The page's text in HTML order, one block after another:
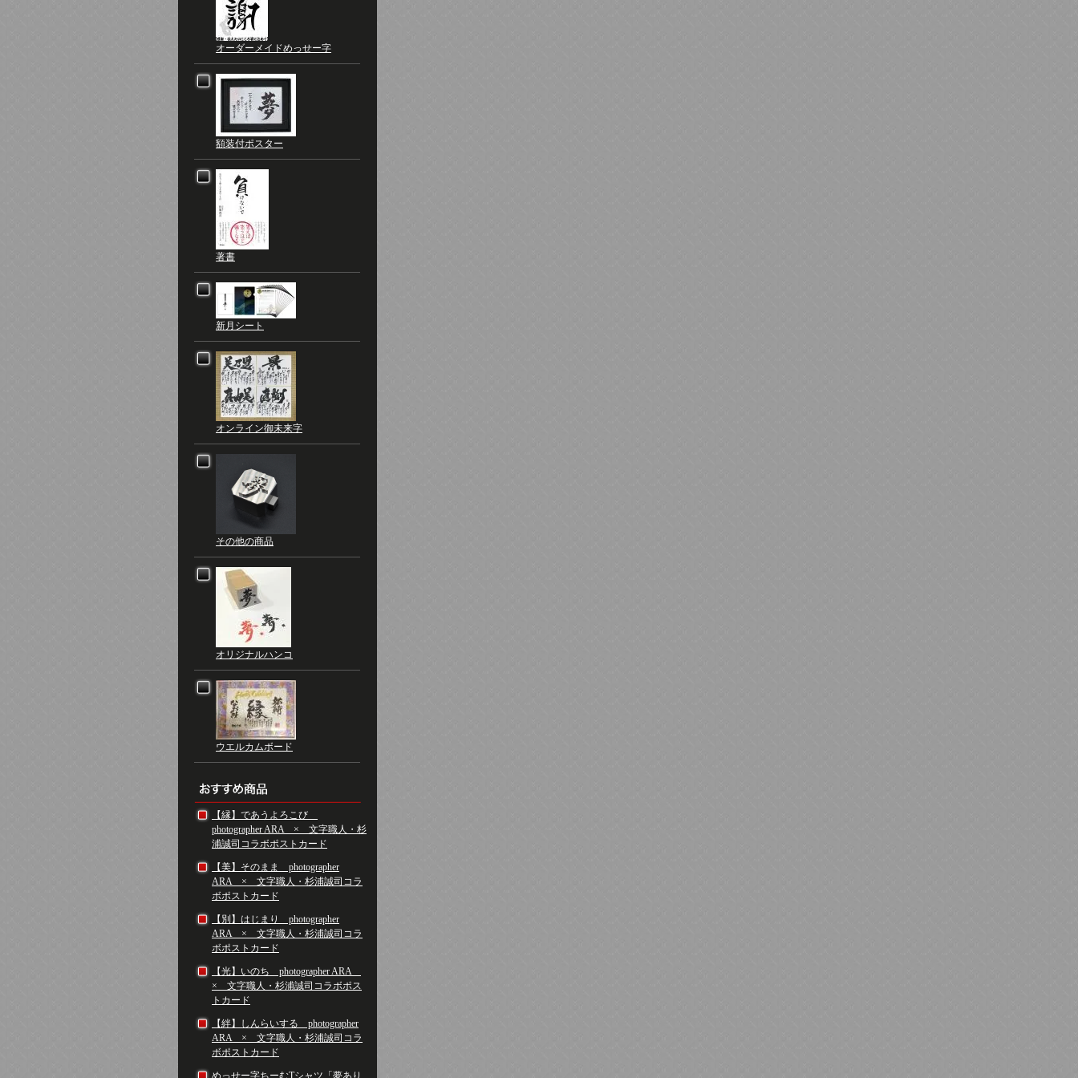
オーダーメイドめっせー字
額装付ポスター
著書
新月シート
オンライン御未来字
その他の商品
オリジナルハンコ
ウエルカムボード
【縁】であうよろこび
photographer ARA × 文字職人・杉
浦誠司コラボポストカード
【美】そのまま photographer
ARA × 文字職人・杉浦誠司コラ
ボポストカード
【別】はじまり photographer
ARA × 文字職人・杉浦誠司コラ
ボポストカード
【光】いのち photographer ARA
× 文字職人・杉浦誠司コラボポス
トカード
【絆】しんらいする photographer
ARA × 文字職人・杉浦誠司コラ
ボポストカード
めっせー字ちーむTシャツ「夢あり